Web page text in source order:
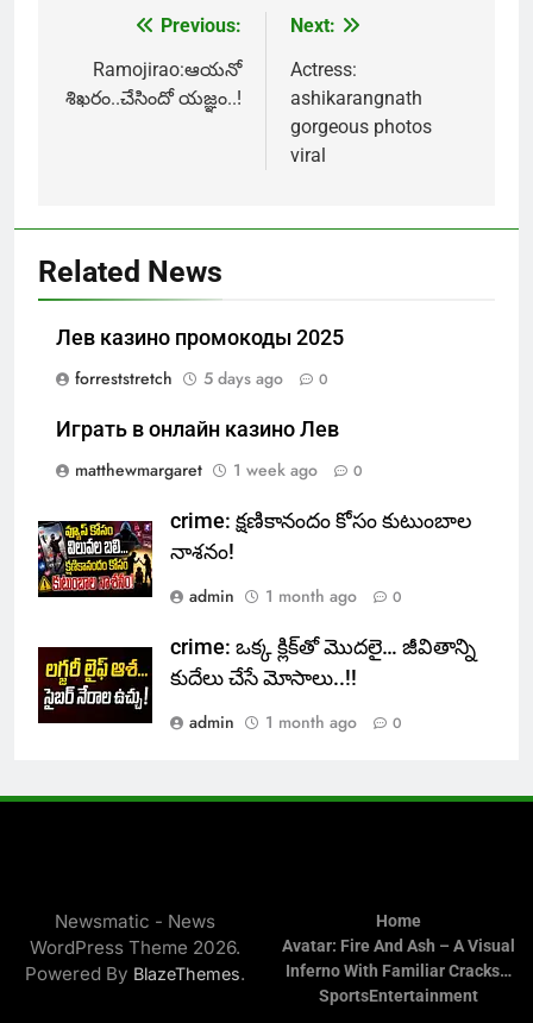
navigation
Previous:
Ramojirao:ఆయనో
శిఖరం..చేసిందో యజ్ఞం..!
Next:
Actress:
ashikarangnath
gorgeous photos
viral
Related News
Лев казино промокоды 2025
forreststretch
5 days ago 0
Играть в онлайн казино Лев
matthewmargaret
1 week ago 0
crime: క్షణికానందం కోసం కుటుంబాల
నాశనం!
admin
1 month ago 0
crime: ఒక్క క్లిక్‌తో మొదలై… జీవితాన్ని
కుదేలు చేసే మోసాలు..!!
admin
1 month ago 0
Newsmatic - News
WordPress Theme 2026.
Powered By BlazeThemes.
Home
Avatar: Fire And Ash – A Visual
Inferno With Familiar Cracks…
SportsEntertainment